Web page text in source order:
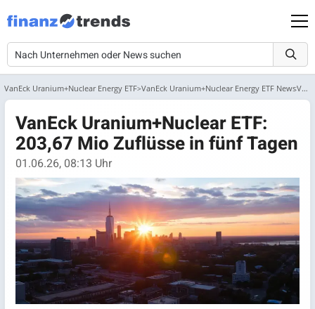
VanEck Uranium+Nuclear Energy ETF VanEck Uranium+Nuclear Energy ETF News VanEck Uranium+Nuclear ETF: 203,67 Mio Zuflüsse in fünf Tagen
VanEck Uranium+Nuclear ETF:
203,67 Mio Zuflüsse in fünf Tagen
01.06.26, 08:13 Uhr